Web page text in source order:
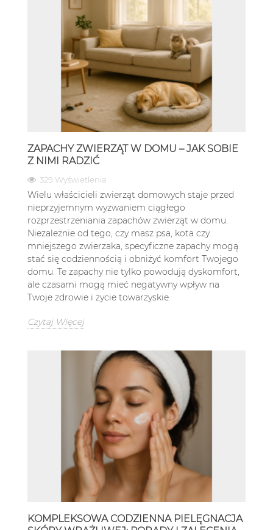
ZAPACHY ZWIERZĄT W DOMU – JAK SOBIE
Z NIMI RADZIĆ
329 Wyświetlenia
Wielu właścicieli zwierząt domowych staje przed
nieprzyjemnym wyzwaniem ciągłego
rozprzestrzeniania zapachów zwierząt w domu.
Niezależnie od tego, czy masz psa, kota czy
mniejszego zwierzaka, specyficzne zapachy mogą
stać się codziennością i obniżyć komfort Twojego
domu. Te zapachy nie tylko powodują dyskomfort,
ale czasami mogą mieć negatywny wpływ na
Twoje zdrowie i życie towarzyskie.
Czytaj Więcej
KOMPLEKSOWA CODZIENNA PIELĘGNACJA